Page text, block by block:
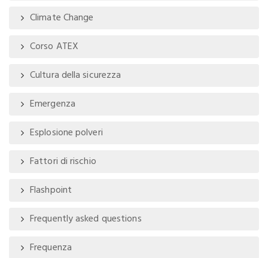
Climate Change
Corso ATEX
Cultura della sicurezza
Emergenza
Esplosione polveri
Fattori di rischio
Flashpoint
Frequently asked questions
Frequenza